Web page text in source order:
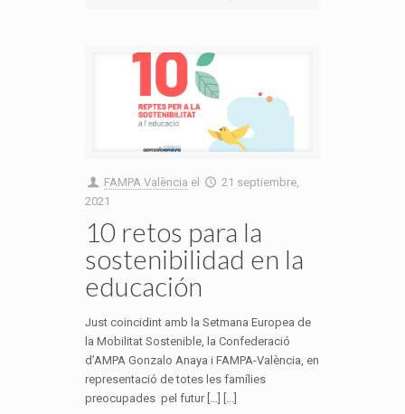
FAMPA València el
21 septiembre,
2021
10 retos para la
sostenibilidad en la
educación
Just coincidint amb la Setmana Europea de
la Mobilitat Sostenible, la Confederació
d’AMPA Gonzalo Anaya i FAMPA-València, en
representació de totes les famílies
preocupades pel futur […] [...]